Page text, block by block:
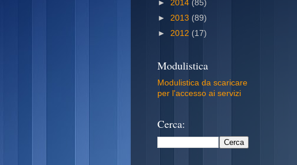
► 2014 (85)
► 2013 (89)
► 2012 (17)
Modulistica
Modulistica da scaricare
per l'accesso ai servizi
Cerca: